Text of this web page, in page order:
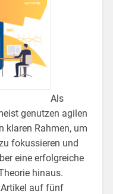
Als
genutzen agilen
klaren Rahmen, um
fokussieren und
eine erfolgreiche
hinaus.
auf fünf